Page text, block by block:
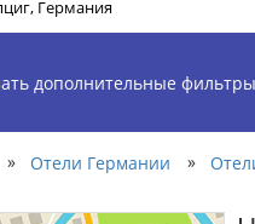
дополнительные фильтры
» Отели Германии »